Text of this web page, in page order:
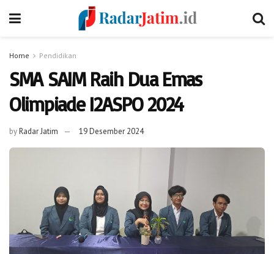
Home Pendidikan
SMA SAIM Raih Dua Emas
Olimpiade I2ASPO 2024
byRadar Jatim 19 Desember 2024